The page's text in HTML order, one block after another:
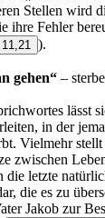
Stellen wird
ihre Fehler
).
gehen“ –
lässt
in der
Vielmehr
zwischen
die letzte
die es zu
Jakob zur